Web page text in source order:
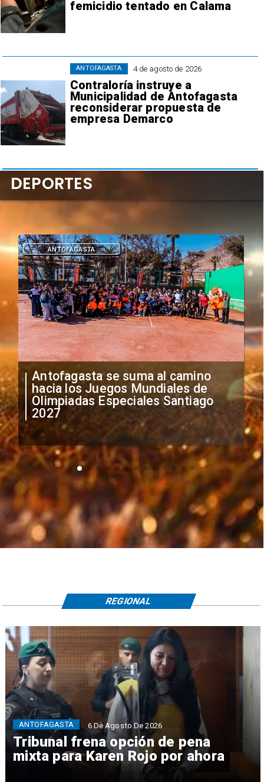
femicidio tentado en Calama
4 de agosto de 2026
Contraloría instruye a
Municipalidad de Antofagasta
reconsiderar propuesta de
empresa Demarco
ANTOFAGASTA
"Falta de profesionalismo": Sifup
anuncia medidas por situación
irregular de futbolistas
extranjeros
DEPORTES
DEPORTES
Tribunal frena opción de pena
mixta para Karen Rojo por ahora
ANTOFAGASTA 6 De Agosto De 2026
REGIONAL